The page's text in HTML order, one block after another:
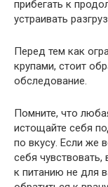
прибегать к
устраивать
Перед тем как
крупами, стоит
обследование.
Помните, что
истощайте себя
по вкусу. Если же
себя
к питанию не для